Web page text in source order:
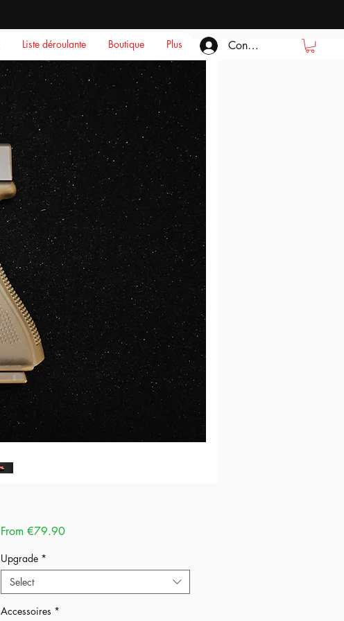
Liste déroulante Boutique Plus Connexion
From €79.90Sale
Upgrade *
Select
Accessoires *